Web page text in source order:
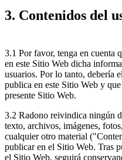
3. Contenidos del
3.1 Por favor, tenga en cuenta
en este Sitio Web dicha
usuarios. Por lo tanto, debería
publica en este Sitio Web y
presente Sitio Web.
3.2 Radono reivindica ningún
texto, archivos, imágenes,
cualquier otro material
publicar en el Sitio Web. Tras
el Sitio Web, seguirá